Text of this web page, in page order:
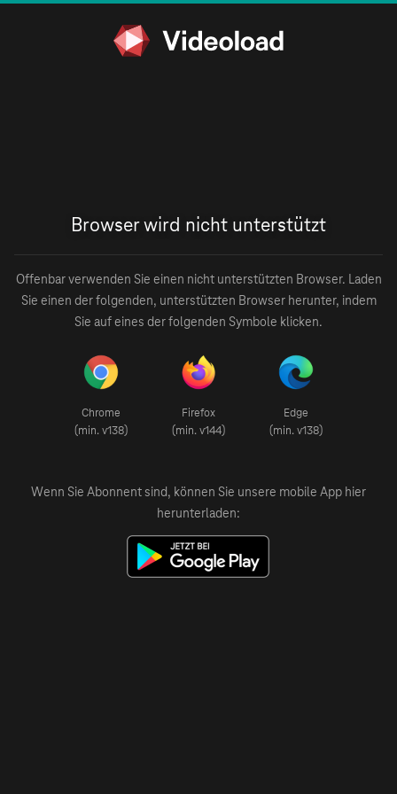
Browser wird nicht unterstützt
Offenbar verwenden Sie einen nicht unterstützten Browser. Laden
Sie einen der folgenden, unterstützten Browser herunter, indem
Sie auf eines der folgenden Symbole klicken.
Chrome
(min. v138)
Firefox
(min. v144)
Edge
(min. v138)
Wenn Sie Abonnent sind, können Sie unsere mobile App hier
herunterladen: